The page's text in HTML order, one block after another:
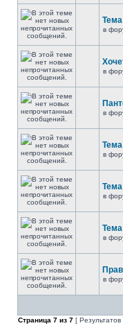
в
в
в
в
в
в
в
Страница 7 из 7 [